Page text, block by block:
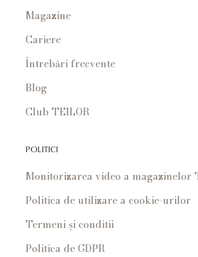
Magazine
Cariere
Întrebări frecvente
Blog
Club TEILOR
POLITICI
Monitorizarea video a magazinelor
Politica de utilizare a cookie-urilor
Termeni și conditii
Politica de GDPR